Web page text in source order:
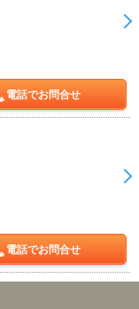
電話でお問合せ
電話でお問合せ